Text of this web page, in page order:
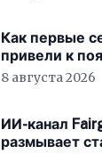
Как первые
привели к
8 августа 2026
ИИ-канал
размывает